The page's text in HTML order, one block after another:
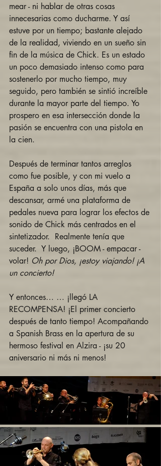
mear - ni hablar de otras cosas
innecesarias como ducharme. Y así
estuve por un tiempo; bastante alejado
de la realidad, viviendo en un sueño sin
fin de la música de Chick. Es un estado
un poco demasiado intenso como para
sostenerlo por mucho tiempo, muy
seguido, pero también se sintió increíble
durante la mayor parte del tiempo. Yo
prospero en esa intersección donde la
pasión se encuentra con una pistola en
la cien.
Después de terminar tantos arreglos
como fue posible, y con mi vuelo a
España a solo unos días, más que
descansar, armé una plataforma de
pedales nueva para lograr los efectos de
sonido de Chick más centrados en el
sintetizador.  Realmente tenía que
suceder.  Y luego, ¡BOOM - empacar -
volar! Oh por Dios, ¡estoy viajando! ¡A
un concierto!
Y entonces… … ¡llegó LA
RECOMPENSA! ¡El primer concierto
después de tanto tiempo! Acompañando
a Spanish Brass en la apertura de su
hermoso festival en Alzira - ¡su 20
aniversario ni más ni menos!